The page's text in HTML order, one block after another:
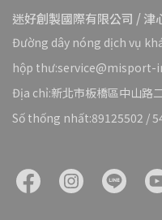
迷好創製國際有限公司 / 津
Đường dây nóng dịch vụ
hộp thư:service@misport-
Địa chỉ:新北市板橋區中山路
Số thống nhất:89125502 /